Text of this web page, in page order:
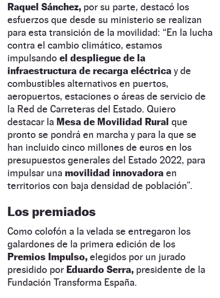
Raquel Sánchez, por su parte, destacó los
esfuerzos que desde su ministerio se realizan
para esta transición de la movilidad: “En la lucha
contra el cambio climático, estamos
impulsando el despliegue de la
infraestructura de recarga eléctrica y de
combustibles alternativos en puertos,
aeropuertos, estaciones o áreas de servicio de
la Red de Carreteras del Estado. Quiero
destacar la Mesa de Movilidad Rural que
pronto se pondrá en marcha y para la que se
han incluido cinco millones de euros en los
presupuestos generales del Estado 2022, para
impulsar una movilidad innovadora en
territorios con baja densidad de población”.
Los premiados
Como colofón a la velada se entregaron los
galardones de la primera edición de los
Premios Impulso, elegidos por un jurado
presidido por Eduardo Serra, presidente de la
Fundación Transforma España.